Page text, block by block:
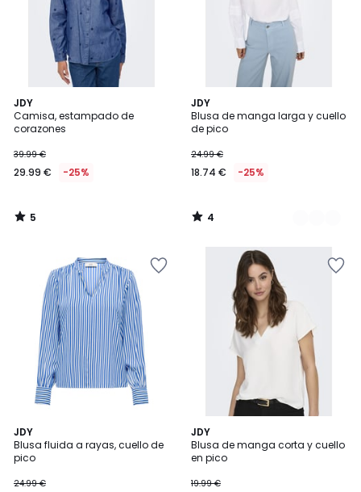
JDY
Camisa, estampado de
corazones
39.99 €
29.99 € -25%
5
/
5
5
/
JDY
Blusa de manga larga y cuello
de pico
24.99 €
18.74 € -25%
4
/
5
3
Colores
4
/
JDY
Blusa fluida a rayas, cuello de
pico
24.99 €
3
/
5
3
Colores
JDY
Blusa de manga corta y cuello
en pico
19.99 €
4,8
/ 5